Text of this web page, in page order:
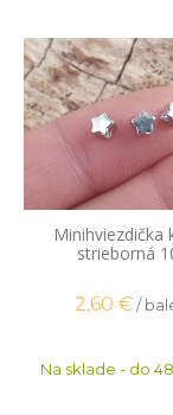
Minihviezdička
strieborná
2,60 € /
Na sklade - do